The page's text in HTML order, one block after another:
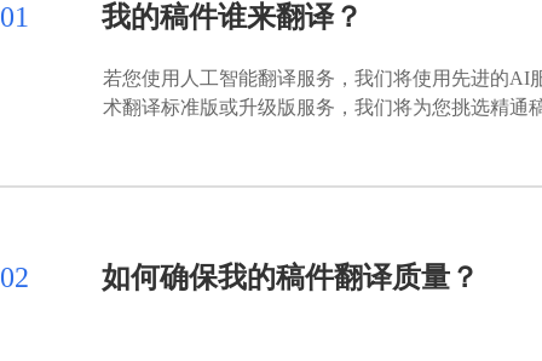
01 我的稿件谁来翻译？
若您使用人工智能翻译服务，我们将使用先进的
术翻译标准版或升级版服务，我们将为您挑选精
02 如何确保我的稿件翻译质量？